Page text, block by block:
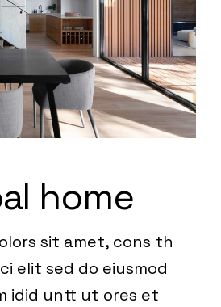
home
sit amet, cons th
elit sed do eiusmod
idid untt ut ores et